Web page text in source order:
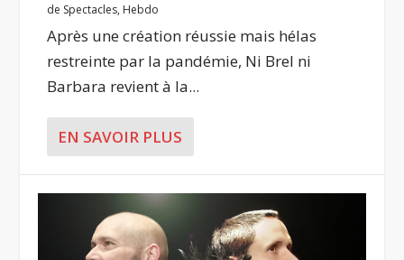
de Spectacles, Hebdo
Après une création réussie mais hélas
restreinte par la pandémie, Ni Brel ni
Barbara revient à la...
EN SAVOIR PLUS